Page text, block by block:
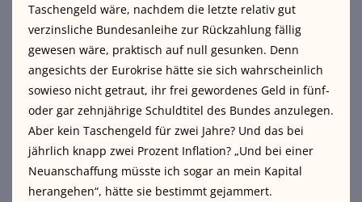
Taschengeld wäre, nachdem die letzte relativ gut
verzinsliche Bundesanleihe zur Rückzahlung fällig
gewesen wäre, praktisch auf null gesunken. Denn
angesichts der Eurokrise hätte sie sich wahrscheinlich
sowieso nicht getraut, ihr frei gewordenes Geld in fünf-
oder gar zehnjährige Schuldtitel des Bundes anzulegen.
Aber kein Taschengeld für zwei Jahre? Und das bei
jährlich knapp zwei Prozent Inflation? „Und bei einer
Neuanschaffung müsste ich sogar an mein Kapital
herangehen“, hätte sie bestimmt gejammert.